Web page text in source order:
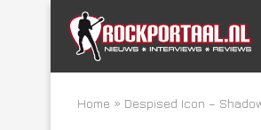
Home » Despised Icon –